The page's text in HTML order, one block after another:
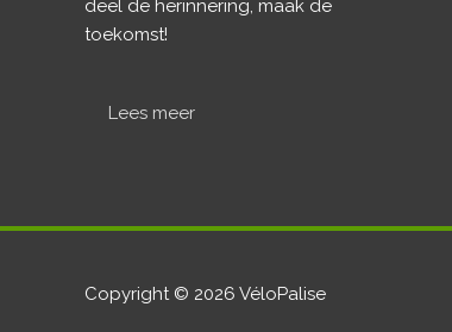
deel de herinnering, maak de
toekomst!
Lees meer
Copyright © 2026 VéloPalise